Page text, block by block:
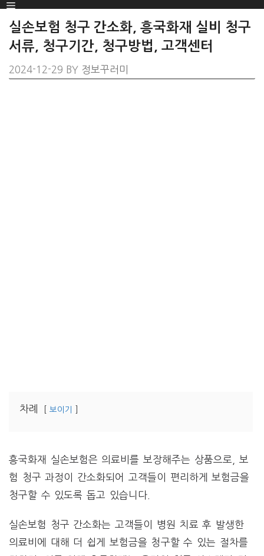
SKIP
TO
CONTENT
Menu
실손보험 청구 간소화, 흥국화재 실비 청구
서류, 청구기간, 청구방법, 고객센터
2024-12-29 BY 정보꾸러미
차례 보이기
흥국화재 실손보험은 의료비를 보장해주는 상품으로, 보
험 청구 과정이 간소화되어 고객들이 편리하게 보험금을
청구할 수 있도록 돕고 있습니다.
실손보험 청구 간소화는 고객들이 병원 치료 후 발생한
의료비에 대해 더 쉽게 보험금을 청구할 수 있는 절차를